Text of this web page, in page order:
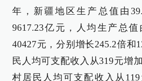
年，新疆地区生产总值由
9617.23亿元，人均生产总
40427元，分别增长245.2倍和
民人均可支配收入从319元增
村居民人均可支配收入从119